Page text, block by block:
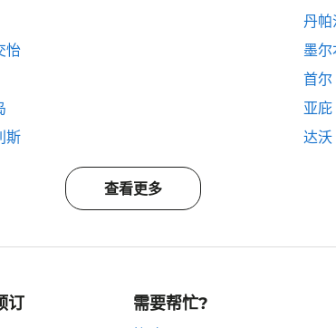
丹帕
怡
墨尔
首尔
亚庇
斯 达沃
查看更多
订 需要帮忙?